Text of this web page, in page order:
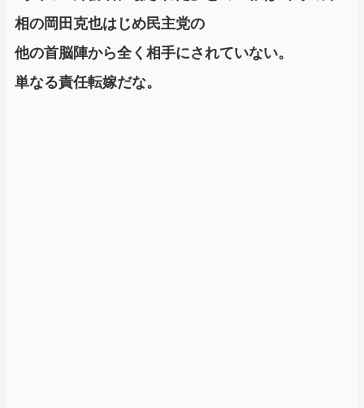
相の岡田克也はじめ民主党の
他の首脳陣から全く相手にされていない。
単なる責任転嫁だな。